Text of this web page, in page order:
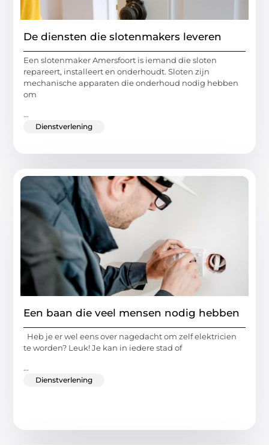
De diensten die slotenmakers leveren
Een slotenmaker Amersfoort is iemand die sloten
repareert, installeert en onderhoudt. Sloten zijn
mechanische apparaten die onderhoud nodig hebben
om
...
Dienstverlening
Een baan die veel mensen nodig hebben
Heb je er wel eens over nagedacht om zelf elektricien
te worden? Leuk! Je kan in iedere stad of
...
Dienstverlening